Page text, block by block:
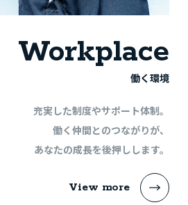
Workplace
働く環境
充実した制度やサポート体制。
働く仲間とのつながりが、
あなたの成長を後押しします。
View more